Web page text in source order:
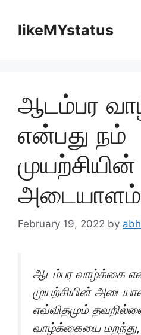
contentlikeMYstatus
ஆடம்பர
என்பது நம்
முயற்சியின்
February 19, 2022 by
ஆடம்பர வாழ்க்கை
முயற்சியின்
எவ்விதமும்
வாழ்க்கையை மறந்து,